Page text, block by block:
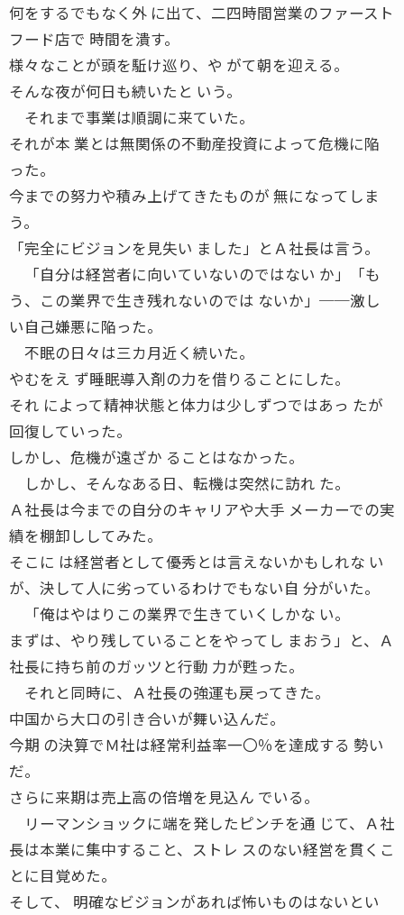
何をするでもなく外 に出て、二四時間営業のファースト
フード店で 時間を潰す。
様々なことが頭を駈け巡り、や がて朝を迎える。
そんな夜が何日も続いたと いう。
それまで事業は順調に来ていた。
それが本 業とは無関係の不動産投資によって危機に陥
った。
今までの努力や積み上げてきたものが 無になってしま
う。
「完全にビジョンを見失い ました」とＡ社長は言う。
「自分は経営者に向いていないのではない か」「も
う、この業界で生き残れないのでは ないか」──激し
い自己嫌悪に陥った。
不眠の日々は三カ月近く続いた。
やむをえ ず睡眠導入剤の力を借りることにした。
それ によって精神状態と体力は少しずつではあっ たが
回復していった。
しかし、危機が遠ざか ることはなかった。
しかし、そんなある日、転機は突然に訪れ た。
Ａ社長は今までの自分のキャリアや大手 メーカーでの実
績を棚卸ししてみた。
そこに は経営者として優秀とは言えないかもしれな い
が、決して人に劣っているわけでもない自 分がいた。
「俺はやはりこの業界で生きていくしかな い。
まずは、やり残していることをやってし まおう」と、Ａ
社長に持ち前のガッツと行動 力が甦った。
それと同時に、Ａ社長の強運も戻ってきた。
中国から大口の引き合いが舞い込んだ。
今期 の決算でＭ社は経常利益率一〇％を達成する 勢い
だ。
さらに来期は売上高の倍増を見込ん でいる。
リーマンショックに端を発したピンチを通 じて、Ａ社
長は本業に集中すること、ストレ スのない経営を貫くこ
とに目覚めた。
そして、 明確なビジョンがあれば怖いものはないとい